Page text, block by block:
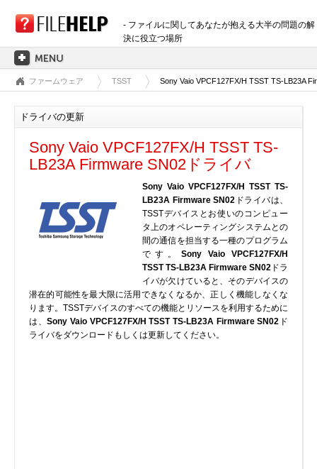
- ファイルに関してあなたが抱える大半の問題の解
決に役立つ場所
ホーム
拡張子のカテゴリー
3D画像ファイル
音声ファイル
バックアップファイル
圧縮ファイル
データファイル
ディスクイメージファイル
暗号化されたファイル
ファームウェア TSST Sony Vaio VPCF127FX/H TSST TS-LB23A
ドライバの更新
Sony Vaio VPCF127FX/H TSST TS-
LB23A Firmware SN02ドライバ
Sony Vaio VPCF127FX/H TSST TS-
LB23A Firmware SN02 ドライバは、
TSSTデバイスとお使いのコンピュー
タ上のオペレーティングシステムとの
間の通信を担当する一種のプログラム
です。 Sony Vaio VPCF127FX/H
TSST TS-LB23A Firmware SN02 ドラ
イバが欠けていると、そのデバイスの
潜在的可能性を最大限に活用できなくなるか、正しく機能しなくな
ります。TSSTデバイスのすべての機能とリソースを利用するために
は、Sony Vaio VPCF127FX/H TSST TS-LB23A Firmware SN02 ド
ライバをダウンロードもしくは更新してください。